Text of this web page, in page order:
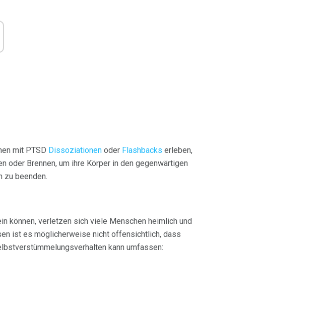
mit PTSD Dissoziationen oder Flashbacks erleben,
Brennen, um ihre Körper in den gegenwärtigen
zu beenden.
können, verletzen sich viele Menschen heimlich und
ist es möglicherweise nicht offensichtlich, dass
kann umfassen: